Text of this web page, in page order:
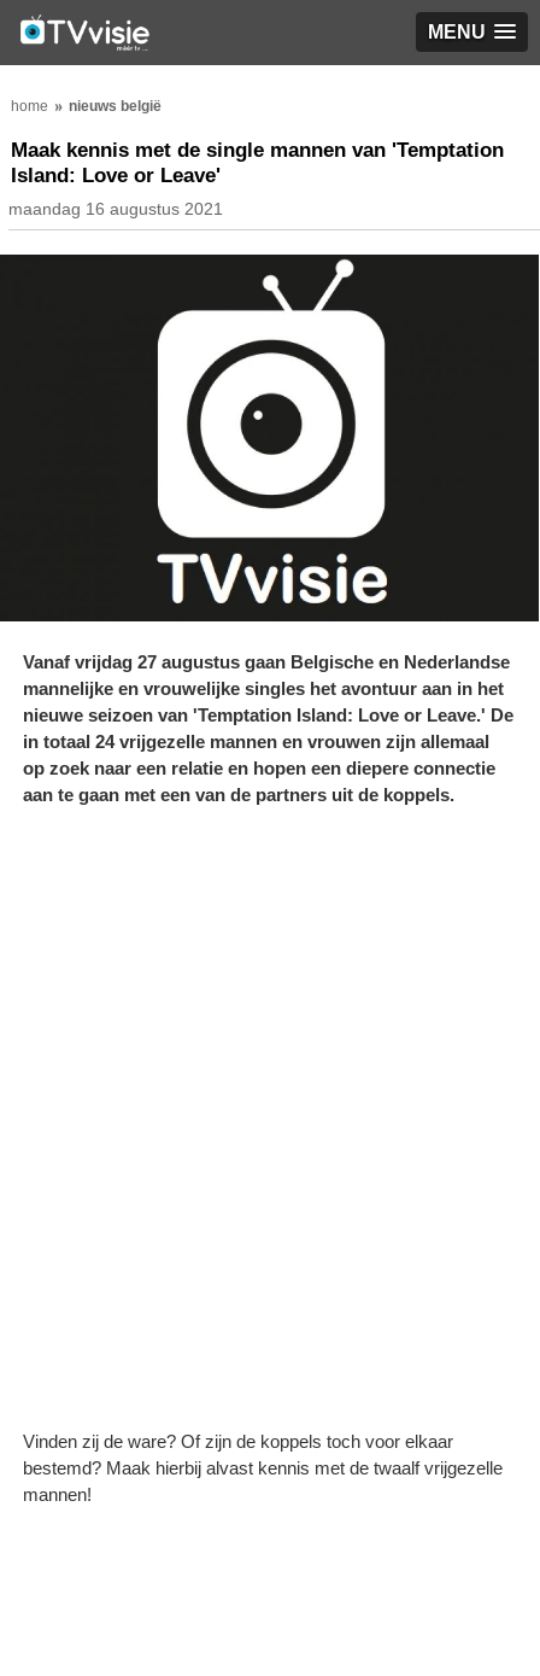
MENU
home nieuws belgië
Maak kennis met de single mannen van 'Temptation
Island: Love or Leave'
maandag 16 augustus 2021
Vanaf vrijdag 27 augustus gaan Belgische en Nederlandse
mannelijke en vrouwelijke singles het avontuur aan in het
nieuwe seizoen van 'Temptation Island: Love or Leave.' De
in totaal 24 vrijgezelle mannen en vrouwen zijn allemaal
op zoek naar een relatie en hopen een diepere connectie
aan te gaan met een van de partners uit de koppels.
Vinden zij de ware? Of zijn de koppels toch voor elkaar
bestemd? Maak hierbij alvast kennis met de twaalf vrijgezelle
mannen!